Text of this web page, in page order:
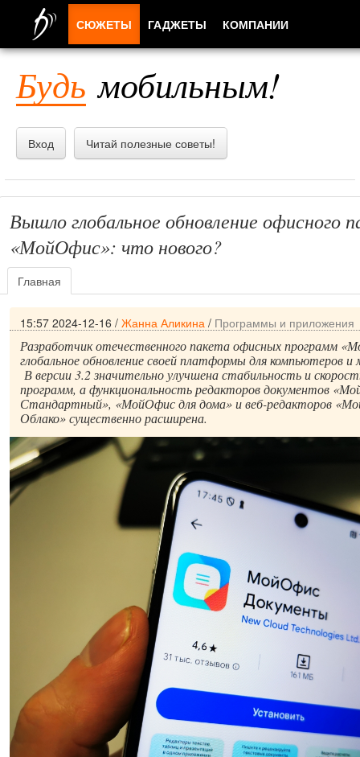
Будь мобильным!
Вход Читай полезные советы!
Вышло глобальное обновление офисного
«МойОфис»: что нового?
Главная
15:57 2024-12-16 / Жанна Аликина / Программы и приложения
Разработчик отечественного пакета офисных программ
глобальное обновление своей платформы для компьютеров
В версии 3.2 значительно улучшена стабильность и
программ, а функциональность редакторов документов
Стандартный», «МойОфис для дома» и веб-редакторов
Облако» существенно расширена.
СЮЖЕТЫ ГАДЖЕТЫ КОМПАНИИ
ПРИЛОЖЕНИЯ